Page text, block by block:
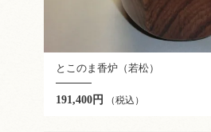
とこのま香炉（若松）
191,400円 （税込）